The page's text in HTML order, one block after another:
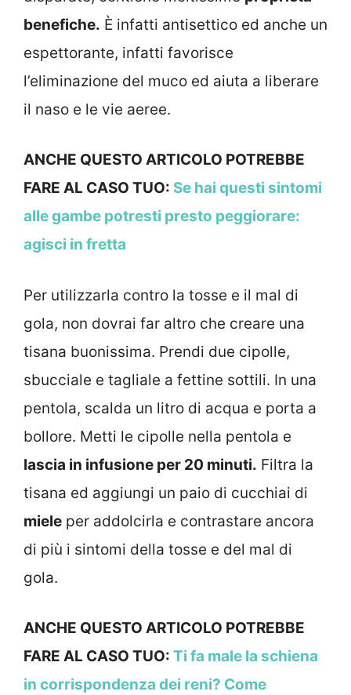
benefiche. È infatti antisettico ed anche un
espettorante, infatti favorisce
l’eliminazione del muco ed aiuta a liberare
il naso e le vie aeree.
ANCHE QUESTO ARTICOLO POTREBBE
FARE AL CASO TUO: Se hai questi sintomi
alle gambe potresti presto peggiorare:
agisci in fretta
Per utilizzarla contro la tosse e il mal di
gola, non dovrai far altro che creare una
tisana buonissima. Prendi due cipolle,
sbucciale e tagliale a fettine sottili. In una
pentola, scalda un litro di acqua e porta a
bollore. Metti le cipolle nella pentola e
lascia in infusione per 20 minuti. Filtra la
tisana ed aggiungi un paio di cucchiai di
miele per addolcirla e contrastare ancora
di più i sintomi della tosse e del mal di
gola.
ANCHE QUESTO ARTICOLO POTREBBE
FARE AL CASO TUO: Ti fa male la schiena
in corrispondenza dei reni? Come